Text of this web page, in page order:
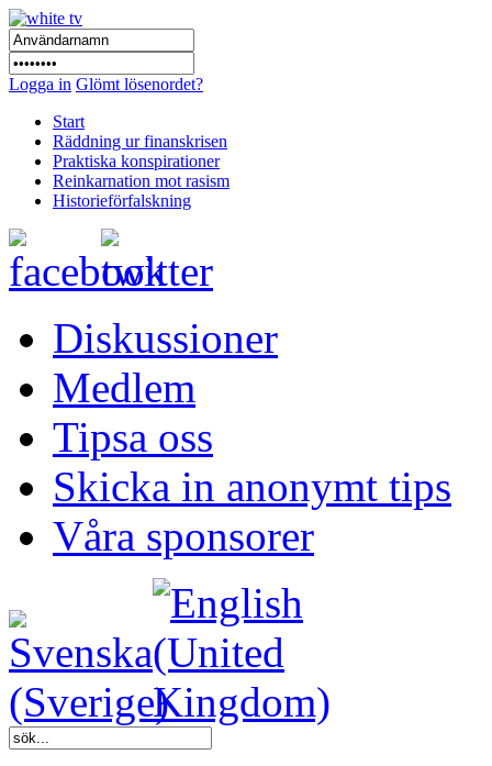
Logga in Glömt lösenordet?
Start
Räddning ur finanskrisen
Praktiska konspirationer
Reinkarnation mot rasism
Historieförfalskning
Diskussioner
Medlem
Tipsa oss
Skicka in anonymt tips
Våra sponsorer